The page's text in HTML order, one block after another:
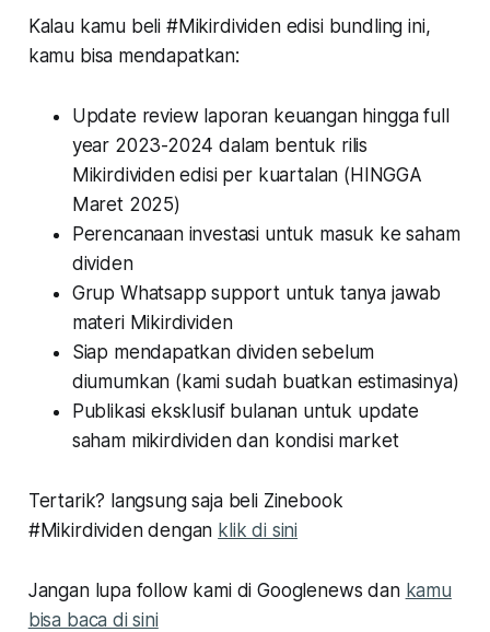
Kalau kamu beli #Mikirdividen edisi bundling ini,
kamu bisa mendapatkan:
Update review laporan keuangan hingga full
year 2023-2024 dalam bentuk rilis
Mikirdividen edisi per kuartalan (HINGGA
Maret 2025)
Perencanaan investasi untuk masuk ke saham
dividen
Grup Whatsapp support untuk tanya jawab
materi Mikirdividen
Siap mendapatkan dividen sebelum
diumumkan (kami sudah buatkan estimasinya)
Publikasi eksklusif bulanan untuk update
saham mikirdividen dan kondisi market
Tertarik? langsung saja beli Zinebook
#Mikirdividen dengan klik di sini
Jangan lupa follow kami di Googlenews dan kamu
bisa baca di sini